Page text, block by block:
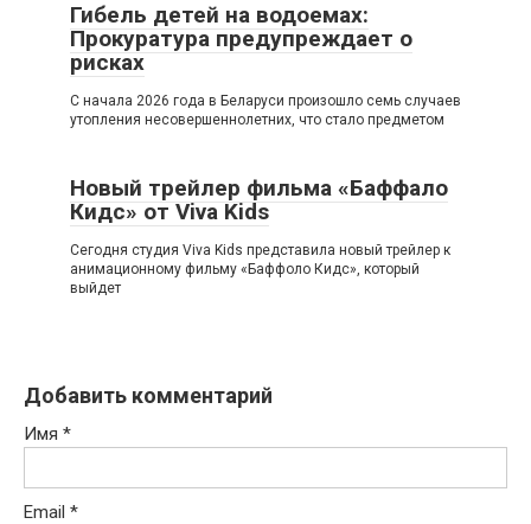
Гибель детей на водоемах:
Прокуратура предупреждает о
рисках
С начала 2026 года в Беларуси произошло семь случаев
утопления несовершеннолетних, что стало предметом
Новый трейлер фильма «Баффало
Кидс» от Viva Kids
Сегодня студия Viva Kids представила новый трейлер к
анимационному фильму «Баффоло Кидс», который
выйдет
Добавить комментарий
Имя *
Email *